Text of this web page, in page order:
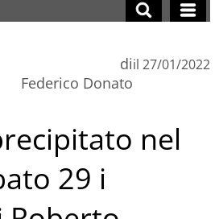
di
Federico Donato
il 27/01/2022
nel
29 i